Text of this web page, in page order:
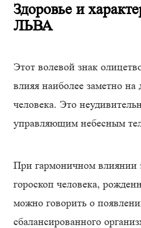
Здоровье и
ЛЬВА
Этот волевой знак
влияя наиболее заметно
человека. Это
управляющим небесным
При гармоничном влиянии
гороскоп человека,
можно говорить о
сбалансированного